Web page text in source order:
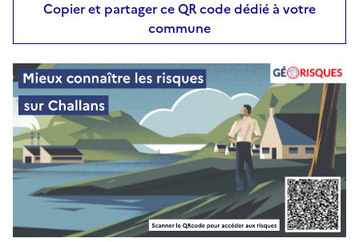
Copier et partager ce QR code dédié à votre
commune